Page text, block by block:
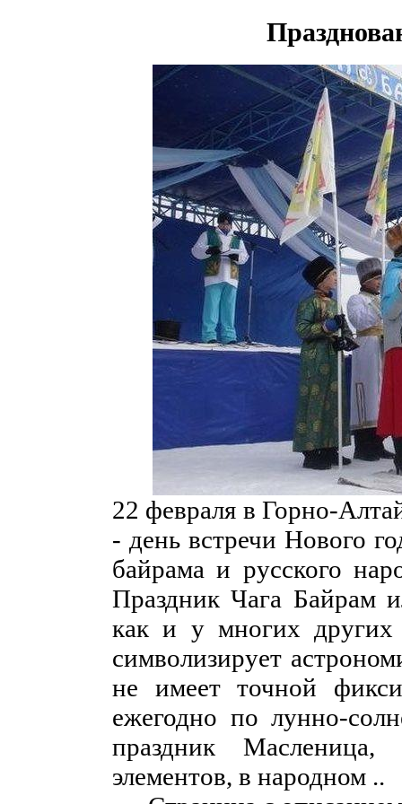
22 февраля в Горно-
- день встречи Нового
байрама и русского
Праздник Чага Байрам
как и у многих других
символизирует
не имеет точной
ежегодно по лунно-
праздник Масленица,
элементов, в народном ..